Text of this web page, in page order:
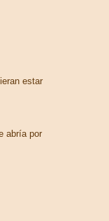
estar
abría por